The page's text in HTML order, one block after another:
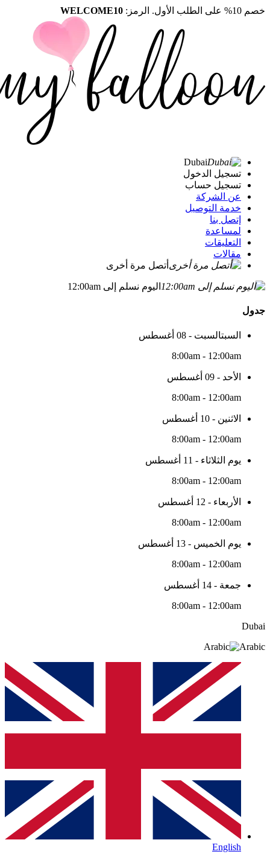
خصم 10% على الطلب الأول. الرمز: WELCOME10
Dubai
تسجيل الدخول
تسجيل حساب
عن الشركة
خدمة التوصيل
إتصل بنا
لمساعدة
التعليقات
مقالات
أتصل مرة أخرى
اليوم نسلم إلى 12:00am
جدول
السبتالسبت - 08 أغسطس
8:00am - 12:00am
الأحد - 09 أغسطس
8:00am - 12:00am
الاثنين - 10 أغسطس
8:00am - 12:00am
يوم الثلاثاء - 11 أغسطس
8:00am - 12:00am
الأربعاء - 12 أغسطس
8:00am - 12:00am
يوم الخميس - 13 أغسطس
8:00am - 12:00am
جمعة - 14 أغسطس
8:00am - 12:00am
Dubai
Arabic
English